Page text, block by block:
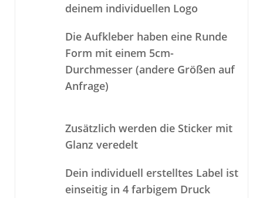
deinem individuellen Logo
Die Aufkleber haben eine Runde
Form mit einem 5cm-
Durchmesser (andere Größen auf
Anfrage)
Zusätzlich werden die Sticker mit
Glanz veredelt
Dein individuell erstelltes Label ist
einseitig in 4 farbigem Druck